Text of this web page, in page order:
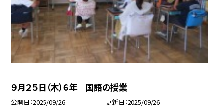
９月２５日（木）６年 国語の授業
公開日 2025/09/26 更新日 2025/09/26